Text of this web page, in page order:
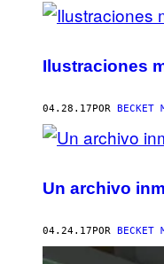
Ilustraciones
04.28.17 POR BECKET
Un archivo
04.24.17 POR BECKET